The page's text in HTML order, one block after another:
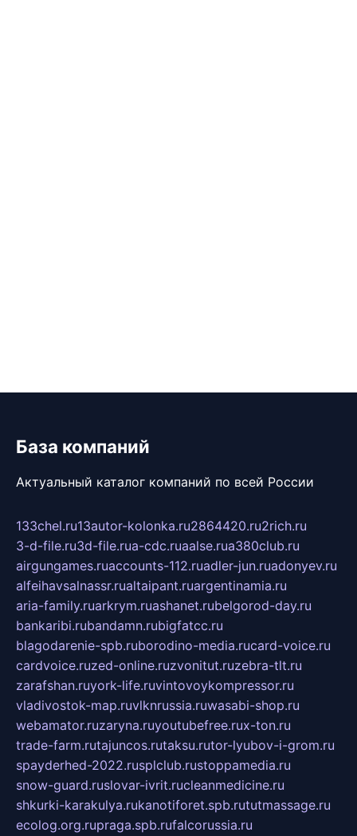
База компаний
Актуальный каталог компаний по всей России
133chel.ru13autor-kolonka.ru2864420.ru2rich.ru
3-d-file.ru3d-file.rua-cdc.ruaalse.rua380club.ru
airgungames.ruaccounts-112.ruadler-jun.ruadonyev.ru
alfeihavsalnassr.rualtaipant.ruargentinamia.ru
aria-family.ruarkrym.ruashanet.rubelgorod-day.ru
bankaribi.rubandamn.rubigfatcc.ru
blagodarenie-spb.ruborodino-media.rucard-voice.ru
cardvoice.ruzed-online.ruzvonitut.ruzebra-tlt.ru
zarafshan.ruyork-life.ruvintovoykompressor.ru
vladivostok-map.ruvlknrussia.ruwasabi-shop.ru
webamator.ruzaryna.ruyoutubefree.rux-ton.ru
trade-farm.rutajuncos.rutaksu.rutor-lyubov-i-grom.ru
spayderhed-2022.rusplclub.rustoppamedia.ru
snow-guard.ruslovar-ivrit.rucleanmedicine.ru
shkurki-karakulya.rukanotiforet.spb.rututmassage.ru
ecolog.org.rupraga.spb.rufalcorussia.ru